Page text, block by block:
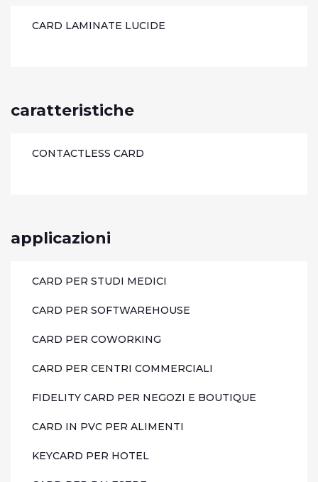
CARD LAMINATE LUCIDE
caratteristiche
CONTACTLESS CARD
applicazioni
CARD PER STUDI MEDICI
CARD PER SOFTWAREHOUSE
CARD PER COWORKING
CARD PER CENTRI COMMERCIALI
FIDELITY CARD PER NEGOZI E BOUTIQUE
CARD IN PVC PER ALIMENTI
KEYCARD PER HOTEL